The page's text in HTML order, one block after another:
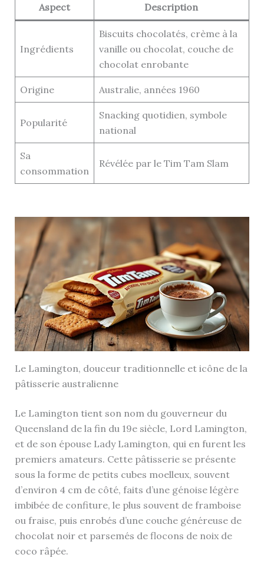
Aspect Description
Ingrédients
Biscuits chocolatés, crème à la
vanille ou chocolat, couche de
chocolat enrobante
Origine Australie, années 1960
Popularité
Snacking quotidien, symbole
national
Sa
consommation
Révélée par le Tim Tam Slam
Le Lamington, douceur traditionnelle et icône de la
pâtisserie australienne
Le Lamington tient son nom du gouverneur du
Queensland de la fin du 19e siècle, Lord Lamington,
et de son épouse Lady Lamington, qui en furent les
premiers amateurs. Cette pâtisserie se présente
sous la forme de petits cubes moelleux, souvent
d’environ 4 cm de côté, faits d’une génoise légère
imbibée de confiture, le plus souvent de framboise
ou fraise, puis enrobés d’une couche généreuse de
chocolat noir et parsemés de flocons de noix de
coco râpée.